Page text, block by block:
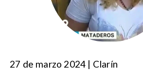
27 de marzo 2024 | Clarín